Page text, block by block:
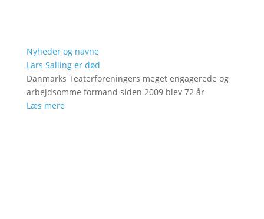
Nyheder og navne
Lars Salling er død
Danmarks Teaterforeningers meget engagerede og
arbejdsomme formand siden 2009 blev 72 år
Læs mere